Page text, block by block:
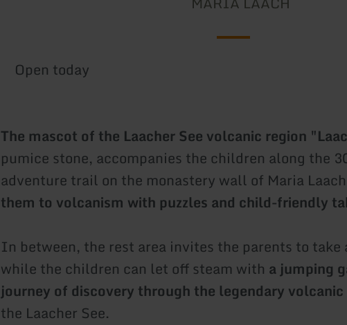
Open today
The mascot of the Laacher See volcanic region
pumice stone, accompanies the children along the
adventure trail on the monastery wall of Maria
them to volcanism with puzzles and child-friendly
In between, the rest area invites the parents to take
while the children can let off steam with a jumping
journey of discovery through the legendary
the Laacher See.